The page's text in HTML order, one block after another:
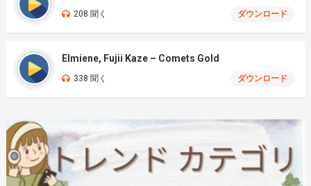
208 聞く ダウンロード
Elmiene, Fujii Kaze – Comets Gold
338 聞く ダウンロード